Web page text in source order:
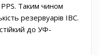
Таким чином
резервуарів IBC.
до УФ-